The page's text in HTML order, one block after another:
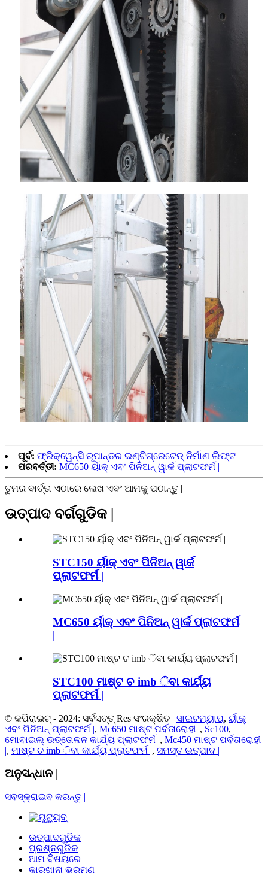
ପୂର୍ବ: ଫ୍ରିକ୍ୱେନ୍ସି ରୂପାନ୍ତର ଇଣ୍ଟିଗ୍ରେଟେଡ୍ ନିର୍ମାଣ ଲିଫ୍ଟ |
ପରବର୍ତ୍ତୀ: MC650 ର୍ୟାକ୍ ଏବଂ ପିନିଅନ୍ ୱାର୍କ ପ୍ଲାଟଫର୍ମ |
ତୁମର ବାର୍ତ୍ତା ଏଠାରେ ଲେଖ ଏବଂ ଆମକୁ ପଠାନ୍ତୁ |
ଉତ୍ପାଦ ବର୍ଗଗୁଡିକ |
STC150 ର୍ୟାକ୍ ଏବଂ ପିନିଅନ୍ ୱାର୍କ
ପ୍ଲାଟଫର୍ମ |
MC650 ର୍ୟାକ୍ ଏବଂ ପିନିଅନ୍ ୱାର୍କ ପ୍ଲାଟଫର୍ମ
|
STC100 ମାଷ୍ଟ ଚ imb ିବା କାର୍ଯ୍ୟ
ପ୍ଲାଟଫର୍ମ |
© କପିରାଇଟ୍ - 2024: ସର୍ବସତ୍ତ୍ Res ସଂରକ୍ଷିତ | ସାଇଟମ୍ୟାପ୍, ର୍ୟାକ୍
ଏବଂ ପିନିଅନ୍ ପ୍ଲାଟଫର୍ମ |, Mc650 ମାଷ୍ଟ ପର୍ବତାରୋହୀ |, Sc100,
ମୋବାଇଲ୍ ଉତ୍ତୋଳନ କାର୍ଯ୍ୟ ପ୍ଲାଟଫର୍ମ |, Mc450 ମାଷ୍ଟ ପର୍ବତାରୋହୀ
|, ମାଷ୍ଟ ଚ imb ିବା କାର୍ଯ୍ୟ ପ୍ଲାଟଫର୍ମ |, ସମସ୍ତ ଉତ୍ପାଦ |
ଅନୁସନ୍ଧାନ |
ସବସ୍କ୍ରାଇବ କରନ୍ତୁ |
ଉତ୍ପାଦଗୁଡିକ
ପ୍ରଶ୍ନଗୁଡିକ
ଆମ ବିଷୟରେ
କାରଖାନା ଭ୍ରମଣ |